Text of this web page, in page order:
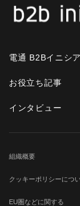
電通 B2Bイニシ
お役立ち記事
インタビュー
組織概要
クッキーポリシーにつ
EU圏などに関する